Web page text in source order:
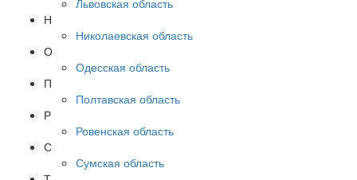
Львовская область
Н
Николаевская область
О
Одесская область
П
Полтавская область
Р
Ровенская область
С
Сумская область